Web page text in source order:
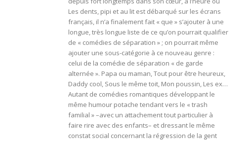
Les dents, pipi et au lit est débarqué sur les écrans
français, il n’a finalement fait « que » s’ajouter à une
longue, très longue liste de ce qu’on pourrait qualifier
de « comédies de séparation » ; on pourrait même
ajouter une sous-catégorie à ce nouveau genre :
celui de la comédie de séparation « de garde
alternée ». Papa ou maman, Tout pour être heureux,
Daddy cool, Sous le même toit, Mon poussin, Les ex…
Autant de comédies romantiques développant le
même humour potache tendant vers le « trash
familial » –avec un attachement tout particulier à
faire rire avec des enfants– et dressant le même
constat social concernant la régression de la gent